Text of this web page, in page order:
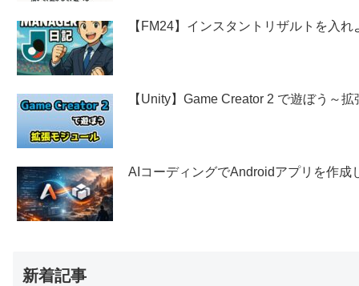
【FM24】インスタントリザルトを入れ
【Unity】Game Creator 2 で遊ぼう～
AIコーディングでAndroidアプリを作成
新着記事